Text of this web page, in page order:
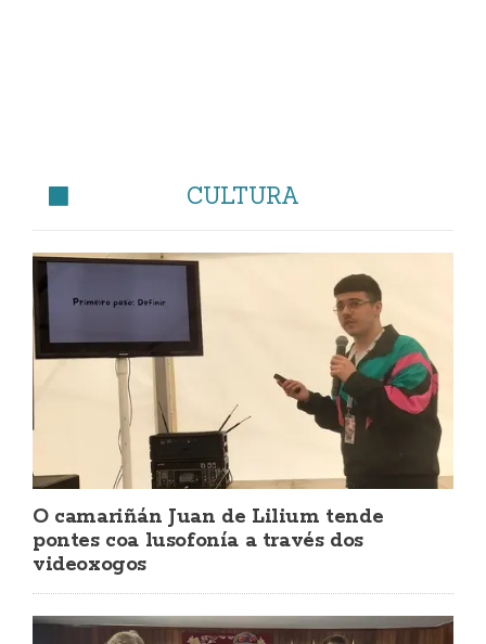
CULTURA
O camariñán Juan de Lilium tende
pontes coa lusofonía a través dos
videoxogos